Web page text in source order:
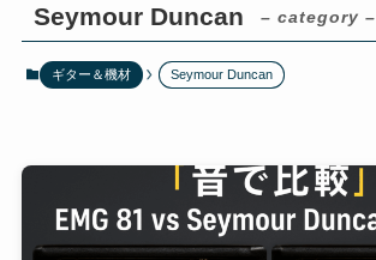
Seymour Duncan – category –
ギター＆機材 Seymour Duncan